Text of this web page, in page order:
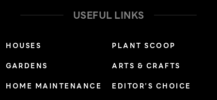
USEFUL LINKS
HOUSES
GARDENS
HOME MAINTENANCE
PLANT SCOOP
ARTS & CRAFTS
EDITOR’S CHOICE